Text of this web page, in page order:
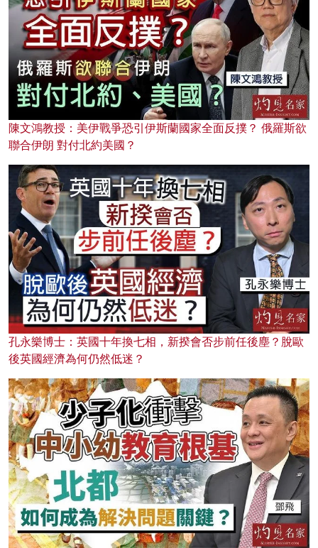
陳文鴻教授：美伊戰爭恐引伊斯蘭國家全面反撲？ 俄羅斯欲
聯合伊朗 對付北約美國？
孔永樂博士：英國十年換七相，新揆會否步前任後塵？脫歐
後英國經濟為何仍然低迷？